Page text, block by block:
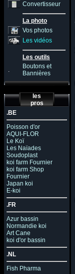
Convertisseur
La photo
Vos photos
Les vidéos
Les outils
.
Boutons et
Bannières
les
pros
.BE
Poisson d'or
AQUI-FLOR
Le Koï
Les Naïades
Soudoplast
koi farm Fournier
koi farm Shop
Fournier
Japan koi
E-koi
.FR
Azur bassin
Normandie koi
Art Cane
koi d'or bassin
.NL
Fish Pharma